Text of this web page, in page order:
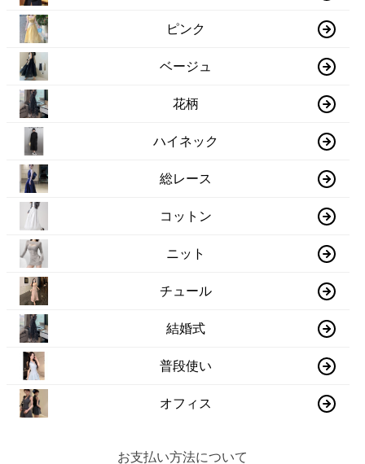
ピンク
ベージュ
花柄
ハイネック
総レース
コットン
ニット
チュール
結婚式
普段使い
オフィス
お支払い方法について